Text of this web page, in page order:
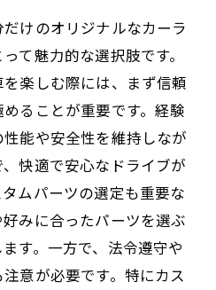
けのオリジナルなカーラ
て魅力的な選択肢です。
楽しむ際には、まず信頼
ることが重要です。経験
能や安全性を維持しなが
快適で安心なドライブが
ムパーツの選定も重要な
みに合ったパーツを選ぶ
す。一方で、法令遵守や
意が必要です。特にカス